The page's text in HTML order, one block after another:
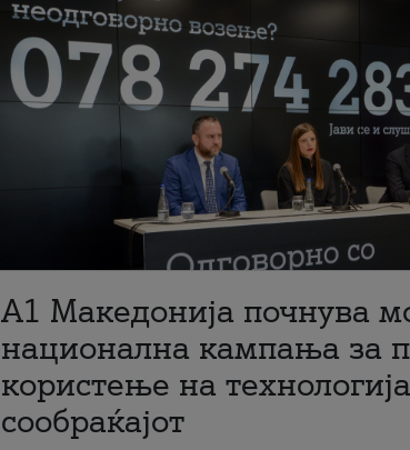
A1 Македонија почнува
национална кампања за
користење на
сообраќајот